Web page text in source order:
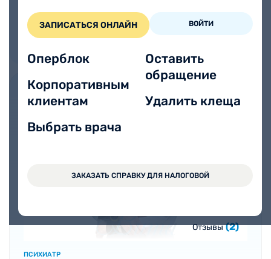
ЗАПИСАТЬСЯ ОНЛАЙН ВОЙТИ
Оперблок
Корпоративным
клиентам
Выбрать врача
Оставить
обращение
Удалить клеща
ЗАКАЗАТЬ СПРАВКУ ДЛЯ НАЛОГОВОЙ
Отзывы (2)
ПСИХИАТР